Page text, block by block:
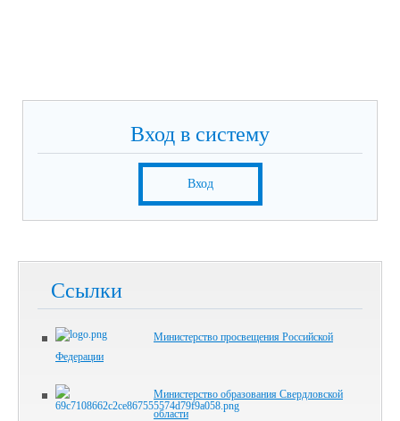
Вход в систему
Вход
Ссылки
Министерство просвещения Российской
Федерации
Министерство образования Свердловской
области